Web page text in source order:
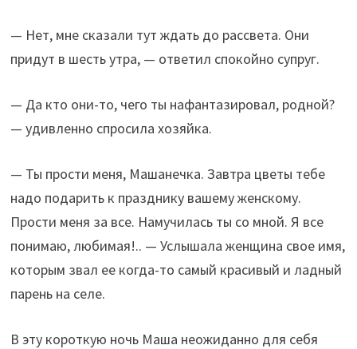
— Нет, мне сказали тут ждать до рассвета. Они
придут в шесть утра, — ответил спокойно супруг.
— Да кто они-то, чего ты нафантазировал, родной?
— удивленно спросила хозяйка.
— Ты прости меня, Машанечка. Завтра цветы тебе
надо подарить к празднику вашему женскому.
Прости меня за все. Намучилась ты со мной. Я все
понимаю, любимая!.. — Услышала женщина свое имя,
которым звал ее когда-то самый красивый и ладный
парень на селе.
В эту короткую ночь Маша неожиданно для себя